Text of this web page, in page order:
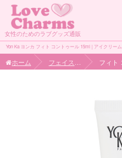
女性のためのラブグッズ通販
Yon Ka ヨンカ フィト コントゥール 15ml | アイクリーム
ホーム